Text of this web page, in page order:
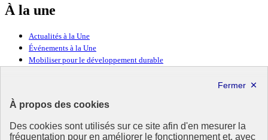
À propos des cookies
Des cookies sont utilisés sur ce site afin d'en mesurer la
fréquentation pour en améliorer le fonctionnement et, avec
À la une
Actualités à la Une
Événements à la Une
Mobiliser pour le développement durable
Ressources
Ressources